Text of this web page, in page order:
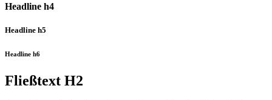
Headline h4
Headline h5
Headline h6
Fließtext H2